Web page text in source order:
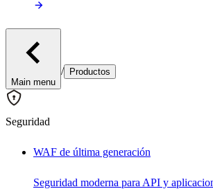
Main menu
/ Productos
Seguridad
WAF de última generación
Seguridad moderna para API y